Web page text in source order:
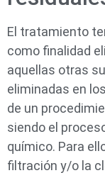
El tratamiento
como finalidad
aquellas otras
eliminadas en
de un
siendo el
químico. Para
filtración y/o la